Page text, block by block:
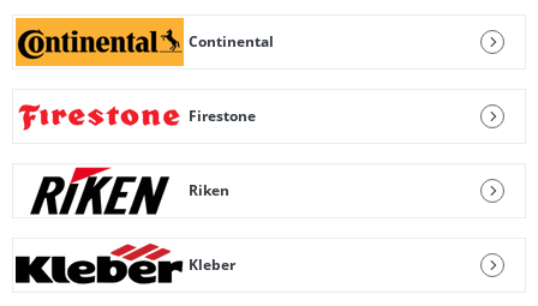
Continental
Firestone
Riken
Kleber